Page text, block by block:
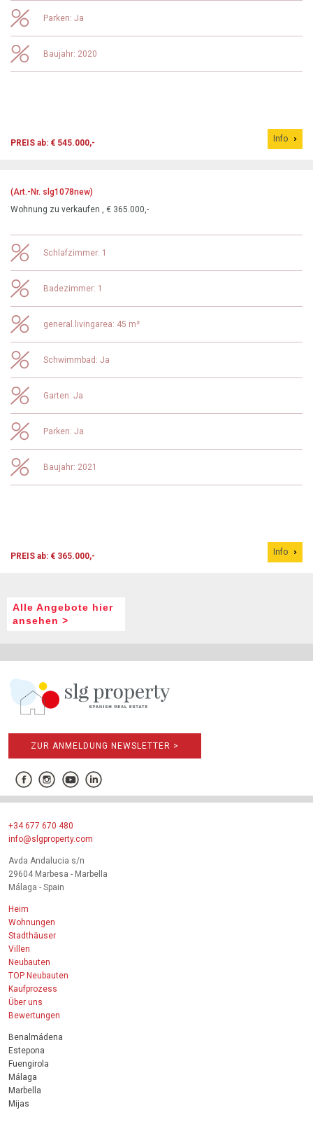
Parken: Ja
Baujahr: 2020
PREIS ab: € 545.000,- Info
(Art.-Nr. slg1078new)
Wohnung zu verkaufen , € 365.000,-
Schlafzimmer: 1
Badezimmer: 1
general.livingarea: 45 m²
Schwimmbad: Ja
Garten: Ja
Parken: Ja
Baujahr: 2021
PREIS ab: € 365.000,- Info
Alle Angebote hier
ansehen >
ZUR ANMELDUNG NEWSLETTER >
+34 677 670 480
info@slgproperty.com
Avda Andalucia s/n
29604 Marbesa - Marbella
Málaga - Spain
Heim
Wohnungen
Stadthäuser
Villen
Neubauten
TOP Neubauten
Kaufprozess
Über uns
Bewertungen
Benalmádena
Estepona
Fuengirola
Málaga
Marbella
Mijas